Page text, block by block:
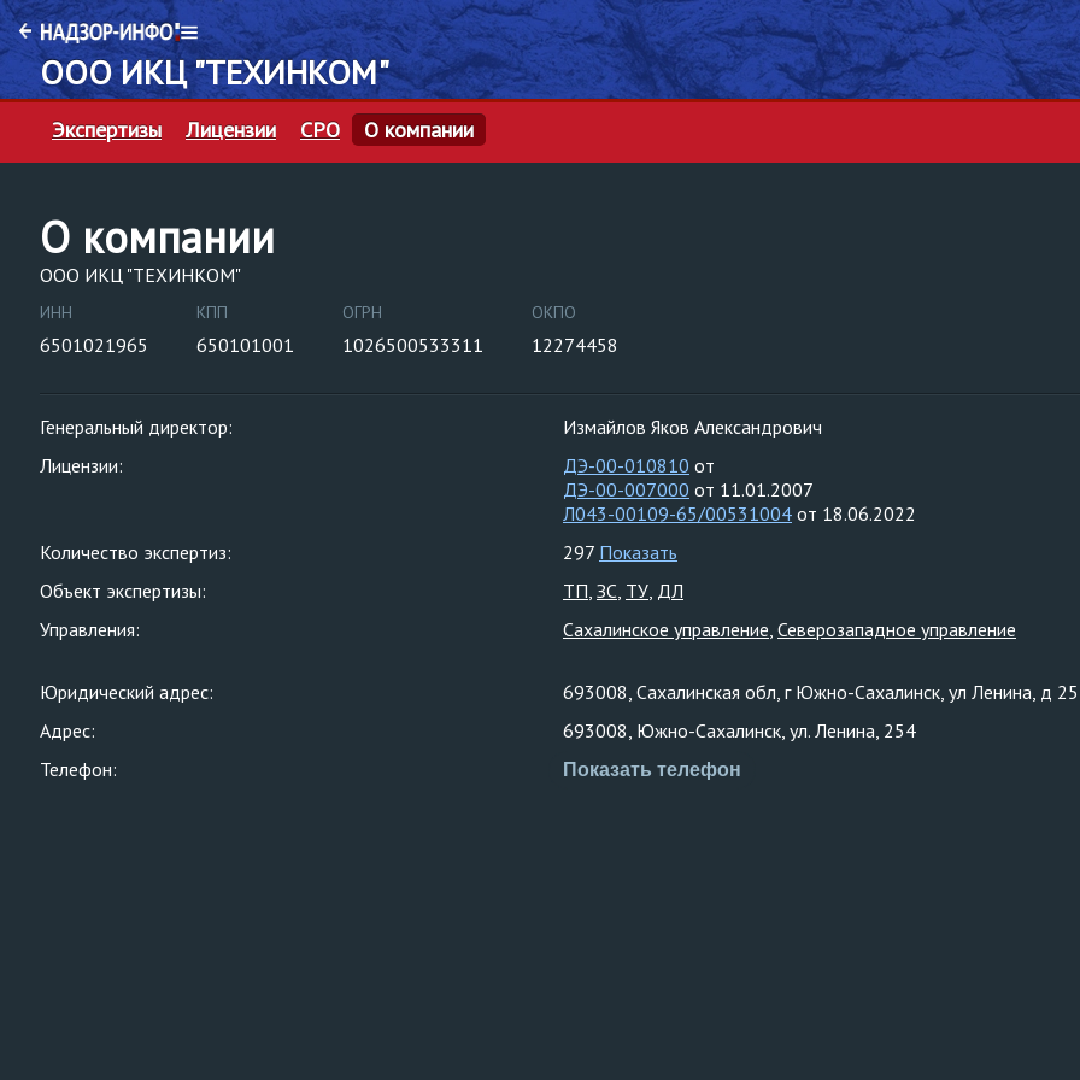
ООО ИКЦ "ТЕХИНКОМ"
Экспертизы Лицензии СРО О компании
О компании
ООО ИКЦ "ТЕХИНКОМ"
ИНН
6501021965
КПП
650101001
ОГРН
1026500533311
ОКПО
12274458
Генеральный директор:
Измайлов Яков Александрович
Лицензии:
ДЭ-00-010810 от
ДЭ-00-007000 от 11.01.2007
Л043-00109-65/00531004 от 18.06.2022
Количество экспертиз:
297 Показать
Объект экспертизы:
ТП ЗС ТУ ДЛ
Управления:
Сахалинское управление Северозападное управление
Юридический адрес:
693008, Сахалинская обл, г Южно-Сахалинск, ул Ленина, д
Адрес:
693008, Южно-Сахалинск, ул. Ленина, 254
Телефон:
Показать телефон